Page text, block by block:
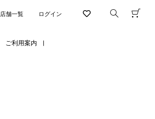
ログイン
店舗一覧
ご利用案内